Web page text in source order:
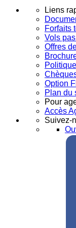
Liens
Forfaits
Vols
Offres
Option
Plan du
Pour
Accès
Suivez-